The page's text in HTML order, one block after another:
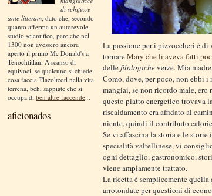
di schifezze
ante litteram , dato che, secondo
quanto afferma un autorevole
studio scientifico, pare che nel
1300 non avessero ancora
aperto il primo Mc Donald's a
Tenochtitlán. A scanso di
equivoci, se qualcuno si chiede
cosa faccia Tlazolteotl nella vita
terrena, beh, sappiate che si
occupa di ben altre faccende...
aficionados
La passione per i pizzoccheri è
tornareMary che li aveva fatti
dellefilologicheverze. Mia
Como, dove, per poco, non ebbi
mangiai, se non ricordo male, ero
questo piatto energetico trovava
riscaldamento era affidato al
niente, quindi il contributo
Se vi affascina la storia e le
specialità valtellinese, vi
ogni dettaglio, gastronomico,
viene ampiamente trattato.
La ricetta è semplicemente
arrotondate per questioni di